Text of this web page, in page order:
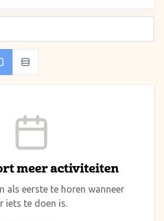
meer activiteiten
als eerste te horen wanneer
iets te doen is.